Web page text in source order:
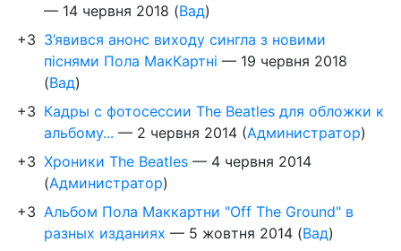
— 14 червня 2018 (Вад)
+3 З’явився анонс виходу сингла з новими
піснями Пола МакКартні — 19 червня 2018
(Вад)
+3 Кадры с фотосессии The Beatles для обложки к
альбому... — 2 червня 2014 (Администратор)
+3 Хроники The Beatles — 4 червня 2014
(Администратор)
+3 Альбом Пола Маккартни "Off The Ground" в
разных изданиях — 5 жовтня 2014 (Вад)